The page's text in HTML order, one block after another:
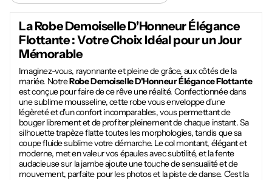
LaRobe Demoiselle D'Honneur Élégance
Flottante: Votre Choix Idéal pour un Jour
Mémorable
Imaginez-vous, rayonnante et pleine de grâce, aux côtés de la
mariée. NotreRobe Demoiselle D'Honneur Élégance Flottante
est conçue pour faire de ce rêve une réalité. Confectionnée dans
une sublime mousseline, cette robe vous enveloppe d'une
légèreté et d'un confort incomparables, vous permettant de
bouger librement et de profiter pleinement de chaque instant. Sa
silhouette trapèze flatte toutes les morphologies, tandis que sa
coupe fluide sublime votre démarche. Le col montant, élégant et
moderne, met en valeur vos épaules avec subtilité, et la fente
audacieuse sur la jambe ajoute une touche de sensualité et de
mouvement, parfaite pour les photos et la piste de danse. C'est la